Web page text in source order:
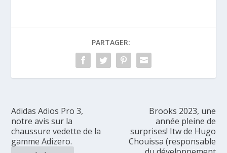
PARTAGER:
Adidas Adios Pro 3,
notre avis sur la
chaussure vedette de la
gamme Adizero.
Brooks 2023, une
année pleine de
surprises! Itw de Hugo
Chouissa (responsable